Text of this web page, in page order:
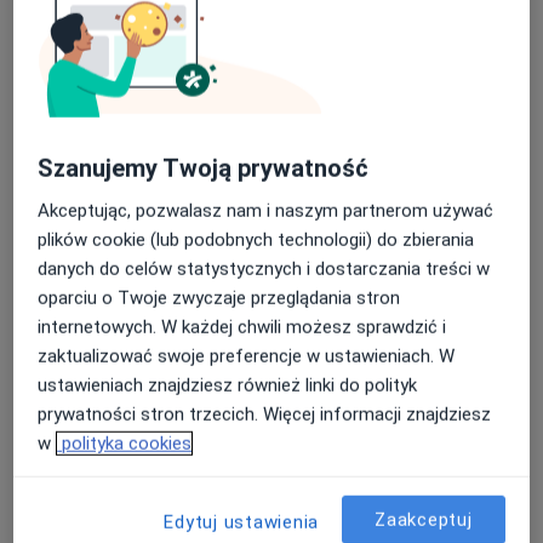
Konsultacja fizjoterapeutyczna
Od 250 zł Szczegóły
Badania kręgosłupa
Badanie układu ruchu
Szczegóły
Fizjoterapia
Szczegóły
Szczegóły
Szanujemy Twoją prywatność
Akceptując, pozwalasz nam i naszym partnerom używać
plików cookie (lub podobnych technologii) do zbierania
danych do celów statystycznych i dostarczania treści w
oparciu o Twoje zwyczaje przeglądania stron
internetowych. W każdej chwili możesz sprawdzić i
zaktualizować swoje preferencje w ustawieniach. W
ustawieniach znajdziesz również linki do polityk
prywatności stron trzecich. Więcej informacji znajdziesz
w polityka cookies
Edytuj ustawienia Zaakceptuj